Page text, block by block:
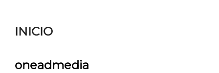
INICIO
oneadmedia